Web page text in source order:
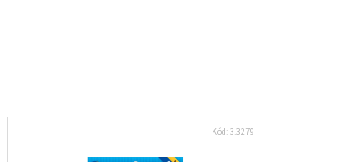
Kód:3.3279